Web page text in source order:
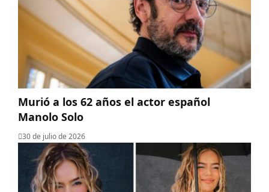
Murió a los 62 años el actor español
Manolo Solo
30 de julio de 2026